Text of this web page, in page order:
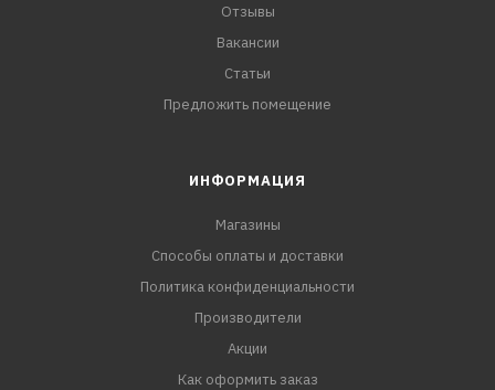
Отзывы
Вакансии
Статьи
Предложить помещение
ИНФОРМАЦИЯ
Магазины
Способы оплаты и доставки
Политика конфиденциальности
Производители
Акции
Как оформить заказ